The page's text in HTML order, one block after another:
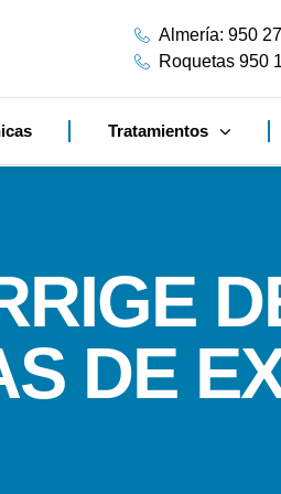
Almería: 950
Roquetas 950
Tratamientos
DE